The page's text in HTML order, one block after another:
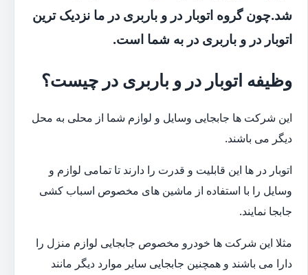
شد.چون گروه اتوبار در و باربری در ما نزدیک ترین
اتوبار در و باربری در به شما است.
وظیفه اتوبار در و باربری در چیست؟
این شرکت ها جابجایی وسایل و لوازم شما از محلی به محل
دیگر می باشند.
اتوبار در ها این قابلیت و قدرت را دارند تا تمامی لوازم و
وسایل را با استفاده از ماشین های مخصوص اسباب کشی
جابجا نمایند.
مثلا این شرکت ها خودرو مخصوص جابجایی لوازم منزل را
دارا می باشند و همچنین جابجایی سایر موارد دیگر مانند